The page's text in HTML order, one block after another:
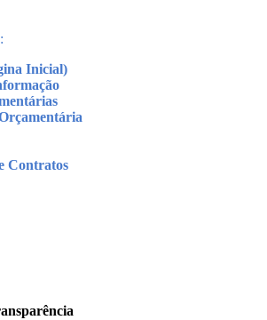
Inicial)
Contratos